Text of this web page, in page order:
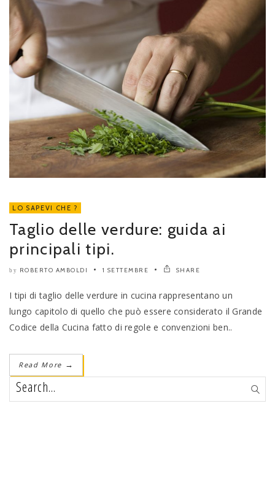
LO SAPEVI CHE ?
Taglio delle verdure: guida ai
principali tipi.
by ROBERTO AMBOLDI 1 SETTEMBRE SHARE
I tipi di taglio delle verdure in cucina rappresentano un
lungo capitolo di quello che può essere considerato il Grande
Codice della Cucina fatto di regole e convenzioni ben..
Read More →